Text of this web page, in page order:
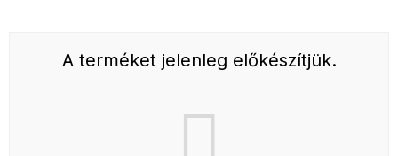
A terméket jelenleg előkészítjük.